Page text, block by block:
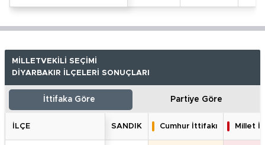
MİLLETVEKİLİ SEÇİMİ
DİYARBAKIR İLÇELERİ SONUÇLARI
İttifaka Göre Partiye Göre
İLÇE SANDIK Cumhur İttifakı Millet